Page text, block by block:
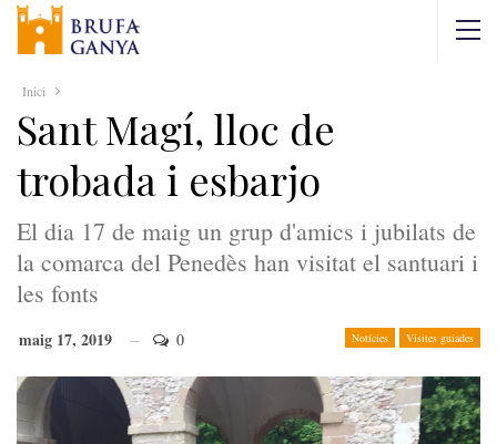
Inici
Sant Magí, lloc de
trobada i esbarjo
El dia 17 de maig un grup d'amics i jubilats de
la comarca del Penedès han visitat el santuari i
les fonts
Notícies Visites guiades
maig 17, 2019 0